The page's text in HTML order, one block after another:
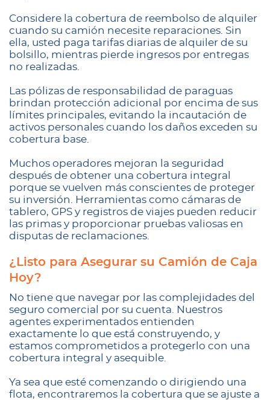
Considere la cobertura de reembolso de alquiler
cuando su camión necesite reparaciones. Sin
ella, usted paga tarifas diarias de alquiler de su
bolsillo, mientras pierde ingresos por entregas
no realizadas.
Las pólizas de responsabilidad de paraguas
brindan protección adicional por encima de sus
límites principales, evitando la incautación de
activos personales cuando los daños exceden su
cobertura base.
Muchos operadores mejoran la seguridad
después de obtener una cobertura integral
porque se vuelven más conscientes de proteger
su inversión. Herramientas como cámaras de
tablero, GPS y registros de viajes pueden reducir
las primas y proporcionar pruebas valiosas en
disputas de reclamaciones.
¿Listo para Asegurar su Camión de Caja
Hoy?
No tiene que navegar por las complejidades del
seguro comercial por su cuenta. Nuestros
agentes experimentados entienden
exactamente lo que está construyendo, y
estamos comprometidos a protegerlo con una
cobertura integral y asequible.
Ya sea que esté comenzando o dirigiendo una
flota, encontraremos la cobertura que se ajuste a